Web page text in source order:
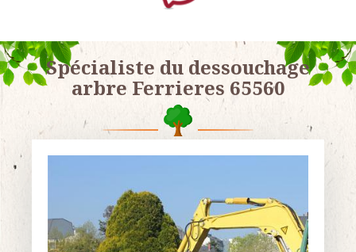
Spécialiste du dessouchage
arbre Ferrieres 65560